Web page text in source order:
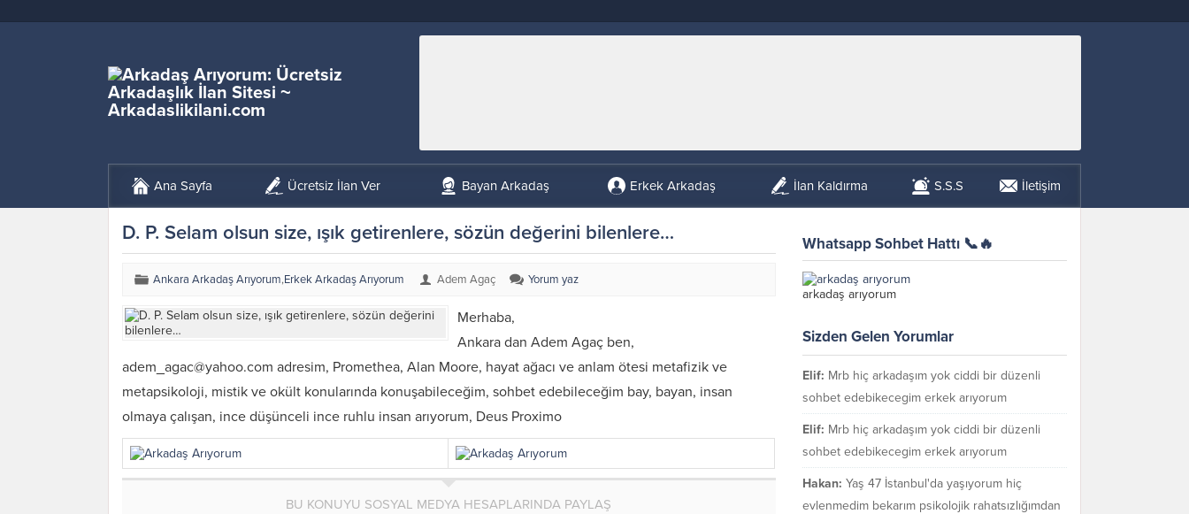
Ana Sayfa Ücretsiz İlan Ver Bayan Arkadaş Erkek Arkadaş İlan Kaldırma S.S.S İletişim
D. P. Selam olsun size, ışık getirenlere, sözün değerini bilenlere…
Ankara Arkadaş Arıyorum,Erkek Arkadaş Arıyorum Adem Agaç Yorum yaz
Merhaba,
Ankara dan Adem Agaç ben,
adem_agac@yahoo.com adresim, Promethea, Alan Moore, hayat ağacı ve anlam ötesi metafizik ve
metapsikoloji, mistik ve okült konularında konuşabileceğim, sohbet edebileceğim bay, bayan, insan
olmaya çalışan, ince düşünceli ince ruhlu insan arıyorum, Deus Proximo
BU KONUYU SOSYAL MEDYA HESAPLARINDA PAYLAŞ
Whatsapp Sohbet Hattı 📞🔥
arkadaş arıyorum
Sizden Gelen Yorumlar
Elif: Mrb hiç arkadaşım yok ciddi bir düzenli
sohbet edebikecegim erkek arıyorum
Elif: Mrb hiç arkadaşım yok ciddi bir düzenli
sohbet edebikecegim erkek arıyorum
Hakan: Yaş 47 İstanbul'da yaşıyorum hiç
evlenmedim bekarım psikolojik rahatsızlığımdan